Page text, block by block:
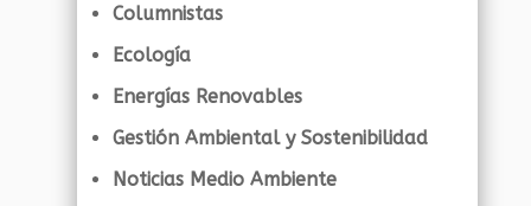
Columnistas
Ecología
Energías Renovables
Gestión Ambiental y Sostenibilidad
Noticias Medio Ambiente